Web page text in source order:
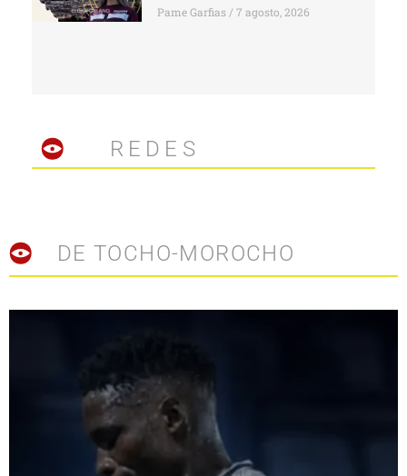
Pame Garfias 7 agosto, 2026
REDES
DE TOCHO-MOROCHO